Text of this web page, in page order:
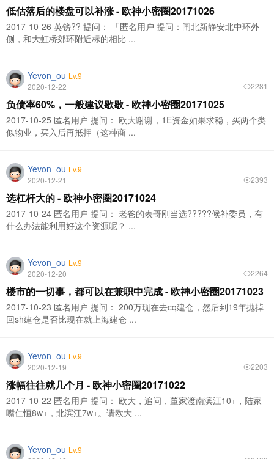
低估落后的楼盘可以补涨 - 欧神小密圈20171026
2017-10-26 英镑?? 提问： 「匿名用户 提问：闸北新静安北中环外
侧，和大虹桥郊环附近标的相比 ...
Yevon_ou Lv.9
2020-12-22
2281
负债率60%，一般建议歇歇 - 欧神小密圈20171025
2017-10-25 匿名用户 提问： 欧大谢谢，1E资金如果求稳，买两个类
似物业，买入后再抵押（这种商 ...
Yevon_ou Lv.9
2020-12-21
2393
选杠杆大的 - 欧神小密圈20171024
2017-10-24 匿名用户 提问： 老爸的表哥刚当选?????候补委员，有
什么办法能利用好这个资源呢？ ...
Yevon_ou Lv.9
2020-12-20
2264
楼市的一切事，都可以在兼职中完成 - 欧神小密圈20171023
2017-10-23 匿名用户 提问： 200万现在去cq建仓，然后到19年抛掉
回sh建仓是否比现在就上海建仓 ...
Yevon_ou Lv.9
2020-12-19
2203
涨幅往往就几个月 - 欧神小密圈20171022
2017-10-22 匿名用户 提问： 欧大，追问，董家渡南滨江10+，陆家
嘴仁恒8w+，北滨江7w+。请欧大 ...
Yevon_ou Lv.9